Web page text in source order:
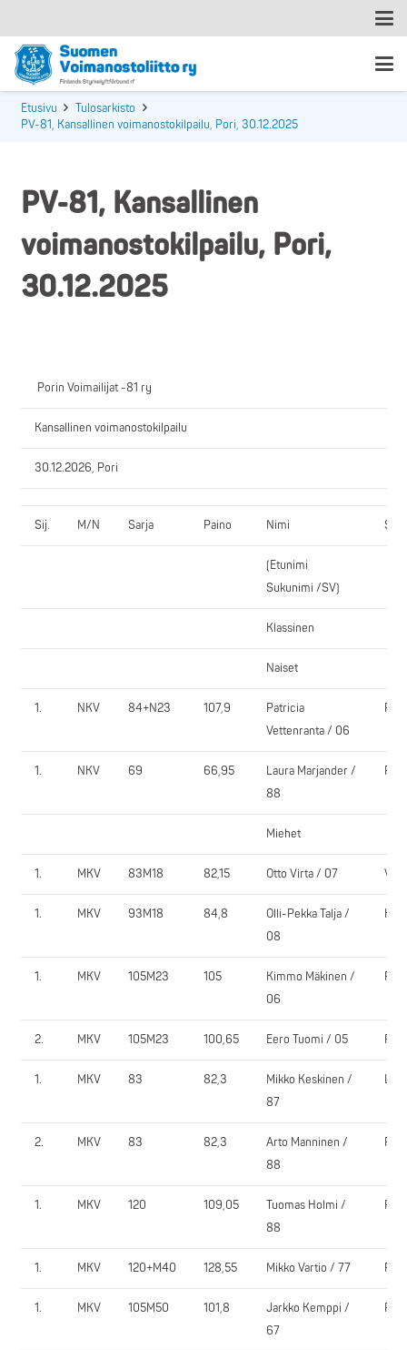
Etusivu
Tulosarkisto
PV-81, Kansallinen voimanostokilpailu, Pori, 30.12.2025
PV-81, Kansallinen
voimanostokilpailu, Pori,
30.12.2025
Porin Voimailijat -81 ry
Kansallinen voimanostokilpailu
30.12.2026, Pori
Sij. M/N Sarja Paino Nimi
(Etunimi
Sukunimi /SV)
Klassinen
Naiset
1. NKV 84+N23 107,9
Patricia
Vettenranta / 06
1. NKV 69 66,95
Laura Marjander /
88
PV-
Miehet
1. MKV 83M18 82,15 Otto Virta / 07 ViVo
1. MKV 93M18 84,8
Olli-Pekka Talja /
08
1. MKV 105M23 105
Kimmo Mäkinen /
06
PV-
2. MKV 105M23 100,65 Eero Tuomi / 05 PV-
1. MKV 83 82,3
Mikko Keskinen /
87
2. MKV 83 82,3
Arto Manninen /
88
1. MKV 120 109,05
Tuomas Holmi /
88
PV-
1. MKV 120+M40 128,55 Mikko Vartio / 77 PV-
1. MKV 105M50 101,8
Jarkko Kemppi /
67
PV-